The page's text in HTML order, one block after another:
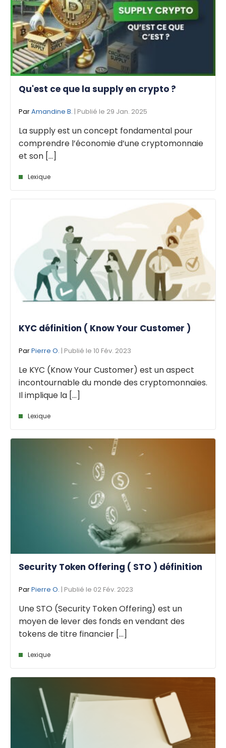
Qu'est ce que la supply en crypto ?
ParAmandine B. | Publié le 29 Jan. 2025
La supply est un concept fondamental pour
comprendre l’économie d’une cryptomonnaie
et son [...]
Lexique
KYC définition ( Know Your Customer )
ParPierre O. | Publié le 10 Fév. 2023
Le KYC (Know Your Customer) est un aspect
incontournable du monde des cryptomonnaies.
Il implique la [...]
Lexique
Security Token Offering ( STO ) définition
ParPierre O. | Publié le 02 Fév. 2023
Une STO (Security Token Offering) est un
moyen de lever des fonds en vendant des
tokens de titre financier [...]
Lexique